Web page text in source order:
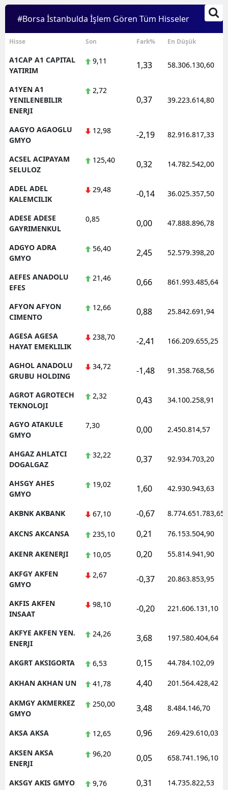
Çorum
Denizli
Elazığ
Erzurum
Eskişehir
Gümüşhane
Isparta
Mersin
Kars
Kırklareli
Kütahya
Malatya
Manisa
Kahramanmaraş
Nevşehir
Niğde
Ordu
#Borsa İstanbulda İşlem Gören Tüm Hisseler
Hisse Son Fark% En Düşük
A1CAP A1 CAPITAL
YATIRIM
9,11 1,33 58.306.130,60
A1YEN A1
YENILENEBILIR
ENERJI
2,72
0,37 39.223.614,80
AAGYO AGAOGLU
GMYO
12,98 -2,19 82.916.817,33
ACSEL ACIPAYAM
SELULOZ
125,40 0,32 14.782.542,00
ADEL ADEL
KALEMCILIK
29,48 -0,14 36.025.357,50
ADESE ADESE
GAYRIMENKUL
0,85 0,00 47.888.896,78
ADGYO ADRA
GMYO
56,40 2,45 52.579.398,20
AEFES ANADOLU
EFES
21,46 0,66 861.993.485,64
AFYON AFYON
CIMENTO
12,66 0,88 25.842.691,94
AGESA AGESA
HAYAT EMEKLILIK
238,70 -2,41 166.209.655,25
AGHOL ANADOLU
GRUBU HOLDING
34,72 -1,48 91.358.768,56
AGROT AGROTECH
TEKNOLOJI
2,32 0,43 34.100.258,91
AGYO ATAKULE
GMYO
7,30 0,00 2.450.814,57
AHGAZ AHLATCI
DOGALGAZ
32,22 0,37 92.934.703,20
AHSGY AHES
GMYO
19,02 1,60 42.930.943,63
AKBNK AKBANK 67,10 -0,67 8.774.651.783,65
AKCNS AKCANSA 235,10 0,21 76.153.504,90
AKENR AKENERJI 10,05 0,20 55.814.941,90
AKFGY AKFEN
GMYO
2,67 -0,37 20.863.853,95
AKFIS AKFEN
INSAAT
98,10 -0,20 221.606.131,10
AKFYE AKFEN YEN.
ENERJI
24,26 3,68 197.580.404,64
AKGRT AKSIGORTA 6,53 0,15 44.784.102,09
AKHAN AKHAN UN 41,78 4,40 201.564.428,42
AKMGY AKMERKEZ
GMYO
250,00 3,48 8.484.146,70
AKSA AKSA 12,65 0,96 269.429.610,03
AKSEN AKSA
ENERJI
96,20 0,05 658.741.196,10
AKSGY AKIS GMYO 9,76 0,31 14.735.822,53